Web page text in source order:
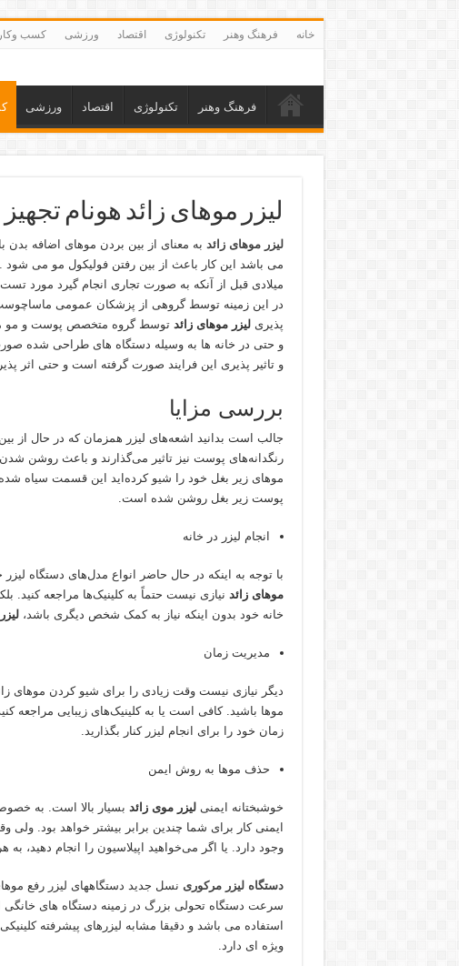
خانه فرهنگ وهنر تکنولوژی اقتصاد ورزشی کسب وکار
فرهنگ وهنر تکنولوژی اقتصاد ورزشی
لیزر موهای زائد هونام تجهیز
لیزر موهای زائد به معنای از بین بردن موهای اضافه بدن
میلادی قبل از آنکه به صورت تجاری انجام گیرد مورد
پذیریلیزر موهای زائد توسط گروه متخصص پوست و مو
و حتی در خانه ها به وسیله دستگاه های طراحی شده
و تاثیر پذیری این فرایند صورت گرفته است و حتی اثر
بررسی مزایا
جالب است بدانید اشعه‌های لیزر همزمان که در حال از
رنگدانه‌های پوست نیز تاثیر می‌گذارند و باعث روشن
موهای زیر بغل خود را شیو کرده‌اید این قسمت سیاه
پوست زیر بغل روشن شده است.
انجام لیزر در خانه
با توجه به اینکه در حال حاضر انواع مدل‌های دستگاه
موهای زائد نیازی نیست حتماً به کلینیک‌ها مراجعه کنید.
خانه خود بدون اینکه نیاز به کمک شخص دیگری باشد،
مدیریت زمان
دیگر نیازی نیست وقت زیادی را برای شیو کردن موهای
موها باشید. کافی است یا به کلینیک‌های زیبایی مراجعه
زمان خود را برای انجام لیزر کنار بگذارید.
حذف موها به روش ایمن
خوشبختانه ایمنیلیزر موی زائد بسیار بالا است. به خصوص
ایمنی کار برای شما چندین برابر بیشتر خواهد بود.
وجود دارد. یا اگر می‌خواهید اپیلاسیون را انجام دهید،
دستگاه لیزر مرکوری نسل جدید دستگاههای لیزر رفع
سرعت دستگاه تحولی بزرگ در زمینه دستگاه های خانگی
استفاده می باشد و دقیقا مشابه لیزرهای پیشرفته
ویژه ای دارد.